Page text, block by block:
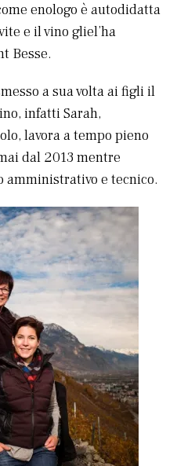
enologo è autodidatta
e il vino gliel’ha
Besse.
a sua volta ai figli il
infatti Sarah,
lavora a tempo pieno
dal 2013 mentre
amministrativo e tecnico.